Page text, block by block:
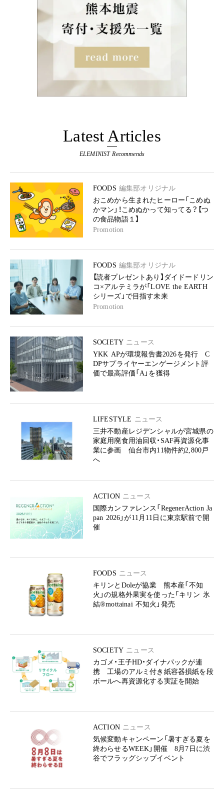
Latest Articles
ELEMINIST Recommends
FOODS 編集部オリジナル
おこめから生まれたヒーロー「こめぬ
かマン」！こめぬかって知ってる？【つ
の食品物語１】
Promotion
FOODS 編集部オリジナル
【読者プレゼントあり】ダイドードリン
コ×アルテミラが「LOVE the EARTH
シリーズ」で目指す未来
Promotion
SOCIETY ニュース
YKK APが環境報告書2026を発行 C
DPサプライヤーエンゲージメント評
価で最高評価「A」を獲得
LIFESTYLE ニュース
三井不動産レジデンシャルが宮城県の
家庭用廃食用油回収・SAF再資源化事
業に参画 仙台市内11物件約2,800戸
へ
ACTION ニュース
国際カンファレンス「RegenerAction Ja
pan 2026」が11月11日に東京駅前で開
催
FOODS ニュース
キリンとDoleが協業 熊本産「不知
火」の規格外果実を使った「キリン 氷
結®mottainai 不知火」発売
SOCIETY ニュース
カゴメ・王子HD・ダイナパックが連
携 工場のアルミ付き紙容器損紙を段
ボールへ再資源化する実証を開始
ACTION ニュース
気候変動キャンペーン「暑すぎる夏を
終わらせるWEEK」開催 8月7日に渋
谷でフラッグシップイベント